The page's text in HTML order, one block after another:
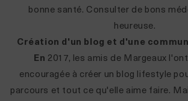
bonne santé. Consulter de bons
heureuse.
Création d'un blog et d'une
En 2017, les amis de Margeaux
encouragée à créer un blog lifestyle
parcours et tout ce qu'elle aime faire.